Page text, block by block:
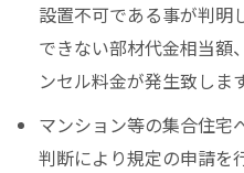
設置不可である事が判明
できない部材代金相当額
ンセル料金が発生致します
マンション等の集合住宅
判断により規定の申請を